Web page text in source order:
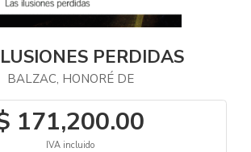
PERDIDAS
BALZAC, HONORÉ DE
171,200.00
IVA incluido